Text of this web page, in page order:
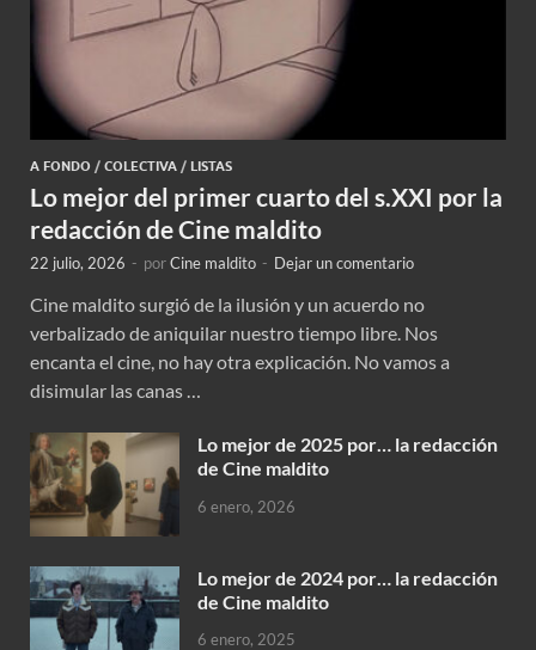
A FONDO / COLECTIVA / LISTAS
Lo mejor del primer cuarto del s.XXI por la
redacción de Cine maldito
22 julio, 2026 - porCine maldito - Dejar un comentario
Cine maldito surgió de la ilusión y un acuerdo no
verbalizado de aniquilar nuestro tiempo libre. Nos
encanta el cine, no hay otra explicación. No vamos a
disimular las canas …
Lo mejor de 2025 por… la redacción
de Cine maldito
6 enero, 2026
Lo mejor de 2024 por… la redacción
de Cine maldito
6 enero, 2025